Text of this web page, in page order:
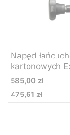
Napęd
kartonowych
Cena
585,00 zł
Cena
475,61 zł